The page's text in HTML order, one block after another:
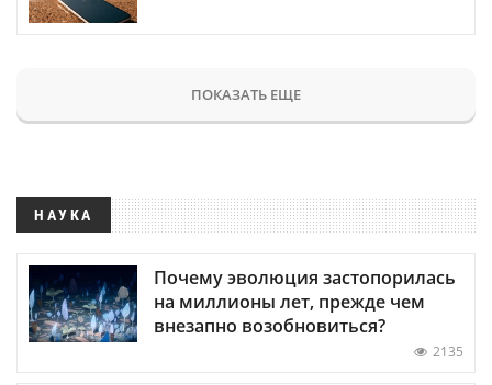
ПОКАЗАТЬ ЕЩЕ
НАУКА
Почему эволюция застопорилась
на миллионы лет, прежде чем
внезапно возобновиться?
2135